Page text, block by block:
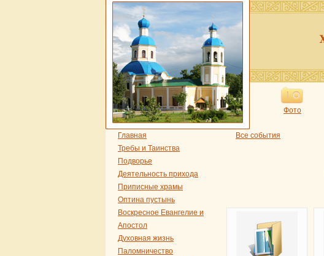
Фото
Главная
Требы и Таинства
Подворье
Деятельность прихода
Приписные храмы
Оптина пустынь
Воскресное Евангелие и
Апостол
Духовная жизнь
Паломничество
Все события